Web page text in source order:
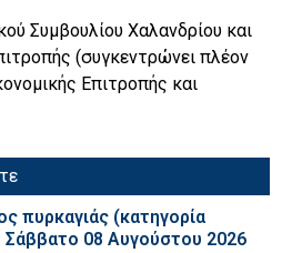
Συμβουλίου Χαλανδρίου και
(συγκεντρώνει πλέον
Επιτροπής και
πυρκαγιάς (κατηγορία
Σάββατο 08 Αυγούστου 2026